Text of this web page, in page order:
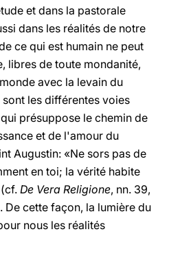
et dans la pastorale
dans les réalités de notre
ce qui est humain ne peut
libres de toute mondanité,
avec la levain du
sont les différentes voies
présuppose le chemin de
et de l'amour du
Augustin: «Ne sors pas de
en toi; la vérité habite
De Vera Religione, nn. 39,
De cette façon, la lumière du
nous les réalités